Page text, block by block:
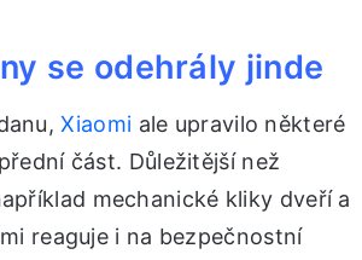
se odehrály jinde
Xiaomi ale upravilo některé
část. Důležitější než
mechanické kliky dveří a
reaguje i na bezpečnostní